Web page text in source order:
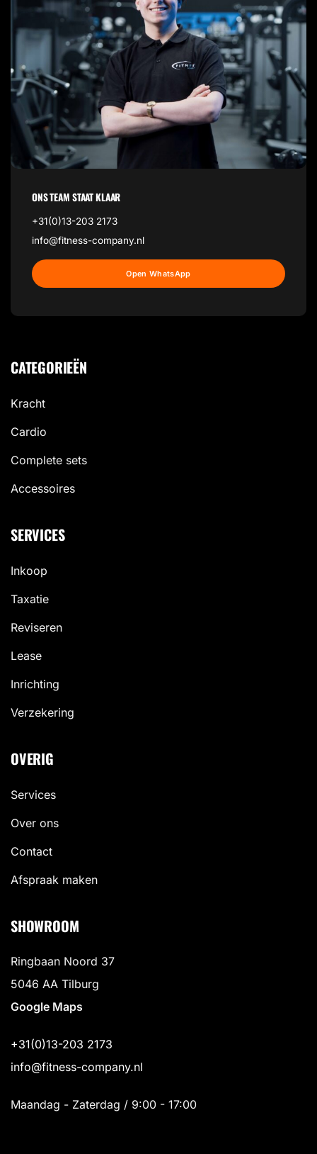
ONS TEAM STAAT KLAAR
+31(0)13-203 2173
info@fitness-company.nl
Open WhatsApp
CATEGORIEËN
Kracht
Cardio
Complete sets
Accessoires
SERVICES
Inkoop
Taxatie
Reviseren
Lease
Inrichting
Verzekering
OVERIG
Services
Over ons
Contact
Afspraak maken
SHOWROOM
Ringbaan Noord 37
5046 AA Tilburg
Google Maps
+31(0)13-203 2173
info@fitness-company.nl
Maandag - Zaterdag / 9:00 - 17:00